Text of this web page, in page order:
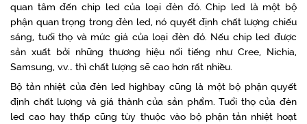
quan tâm đến chip led của loại đèn đó. Chip led là một bộ
phận quan trọng trong đèn led, nó quyết định chất lượng chiếu
sáng, tuổi thọ và mức giá của loại đèn đó. Nếu chip led được
sản xuất bởi những thương hiệu nổi tiếng như Cree, Nichia,
Samsung, v.v… thì chất lượng sẽ cao hơn rất nhiều.
Bộ tản nhiệt của đèn led highbay cũng là một bộ phận quyết
định chất lượng và giá thành của sản phẩm. Tuổi thọ của đèn
led cao hay thấp cũng tùy thuộc vào bộ phận tản nhiệt hoạt